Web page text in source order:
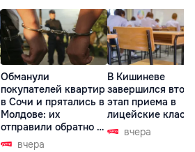
Обманули
покупателей квартир
в Сочи и прятались в
Молдове: их
отправили обратно в
РФ вчера
В Кишиневе
завершился
этап приема в
лицейские
вчера